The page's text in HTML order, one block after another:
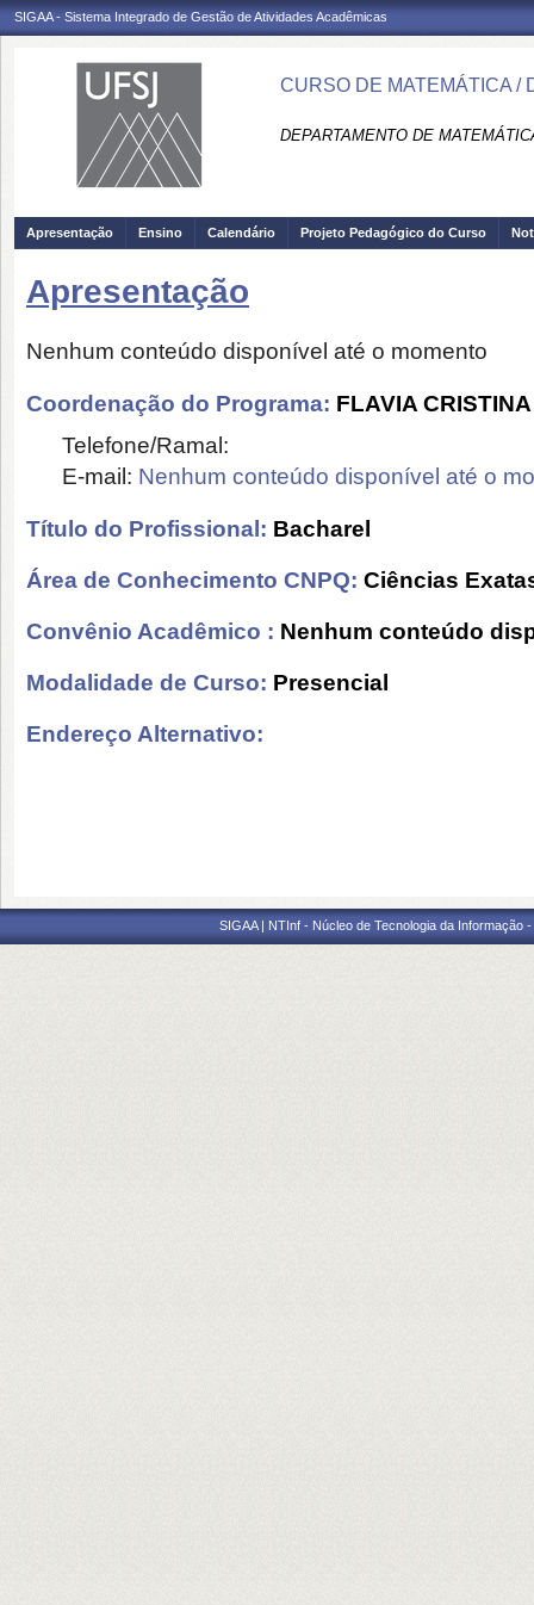
SIGAA - Sistema Integrado de Gestão de Atividades Acadêmicas
CURSO DE MATEMÁTICA /
DEPARTAMENTO DE
Apresentação Ensino Calendário Projeto Pedagógico do Curso
Apresentação
Nenhum conteúdo disponível até o momento
Coordenação do Programa: FLAVIA
Telefone/Ramal:
E-mail: Nenhum conteúdo disponível até o
Título do Profissional: Bacharel
Área de Conhecimento CNPQ: Ciências
Convênio Acadêmico : Nenhum conteúdo
Modalidade de Curso: Presencial
Endereço Alternativo:
SIGAA | NTInf - Núcleo de Tecnologia da